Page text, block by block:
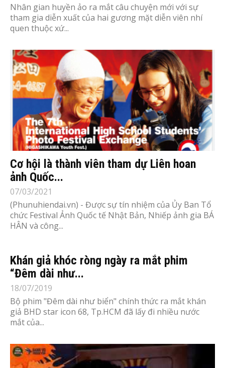
Nhân gian huyền ảo ra mắt câu chuyện mới với sự
tham gia diễn xuất của hai gương mặt diễn viên nhí
quen thuộc xứ...
Cơ hội là thành viên tham dự Liên hoan
ảnh Quốc...
07/03/2021
(Phunuhiendai.vn) - Được sự tín nhiệm của Ủy Ban Tổ
chức Festival Ảnh Quốc tế Nhật Bản, Nhiếp ảnh gia BÁ
HÂN và công...
Khán giả khóc ròng ngày ra mắt phim
“Đêm dài như...
18/07/2019
Bộ phim "Đêm dài như biển" chính thức ra mắt khán
giả BHD star icon 68, Tp.HCM đã lấy đi nhiều nước
mắt của...